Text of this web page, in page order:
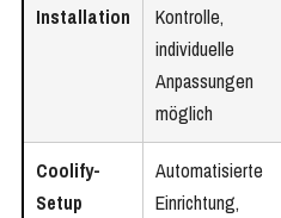
Installation
Kontrolle,
individuelle
Anpassungen
möglich
Coolify-
Setup
Automatisierte
Einrichtung,